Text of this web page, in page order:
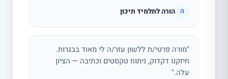
ה הורה לתלמיד תיכון
"מורה פרטי/ת ללשון עזר/ה לי מאוד בבגרות.
חיזקנו דקדוק, ניתוח טקסטים וכתיבה — הציון
עלה."